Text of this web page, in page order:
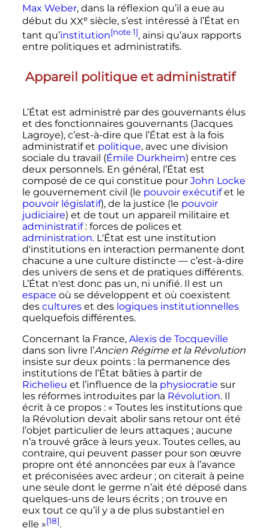
Max Weber, dans la réflexion qu’il a eue au
début du XXe siècle, s’est intéressé à l’État en
tant qu’institution[note 1], ainsi qu’aux rapports
entre politiques et administratifs.
Appareil politique et administratif
L’État est administré par des gouvernants élus
et des fonctionnaires gouvernants (Jacques
Lagroye), c’est-à-dire que l’État est à la fois
administratif et politique, avec une division
sociale du travail (Émile Durkheim) entre ces
deux personnels. En général, l’État est
composé de ce qui constitue pour John Locke
le gouvernement civil (le pouvoir exécutifet le
pouvoir législatif), de la justice (le pouvoir
judiciaire) et de tout un appareil militaire et
administratif : forces de polices et
administration. L'État est une institution
d'institutions en interaction permanente dont
chacune a une culture distincte — c’est-à-dire
des univers de sens et de pratiques différents.
L’État n'est donc pas un, ni unifié. Il est un
espace où se développent et où coexistent
des cultureset des logiques institutionnelles
quelquefois différentes.
Concernant la France, Alexis de Tocqueville
dans son livre l’Ancien Régime et la Révolution
insiste sur deux points : la permanence des
institutions de l’État bâties à partir de
Richelieu et l’influence de la physiocratie sur
les réformes introduites par la Révolution. Il
écrit à ce propos : « Toutes les institutions que
la Révolution devait abolir sans retour ont été
l’objet particulier de leurs attaques ; aucune
n’a trouvé grâce à leurs yeux. Toutes celles, au
contraire, qui peuvent passer pour son œuvre
propre ont été annoncées par eux à l’avance
et préconisées avec ardeur ; on citerait à peine
une seule dont le germe n’ait été déposé dans
quelques-uns de leurs écrits ; on trouve en
eux tout ce qu’il y a de plus substantiel en
elle »[18].